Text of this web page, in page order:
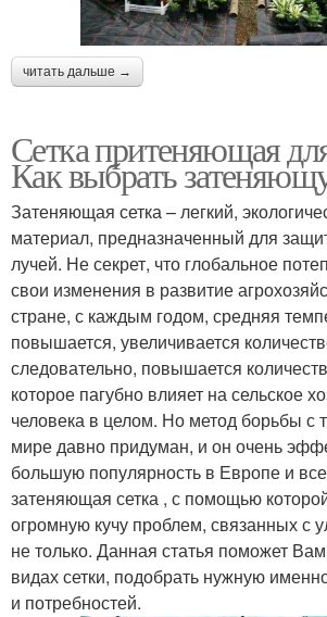
читать дальше →
Сетка притеняющая
Как выбрать
Затеняющая сетка – легкий,
материал, предназначенный для
лучей. Не секрет, что глобальное
свои изменения в развитие
стране, с каждым годом, средняя
повышается, увеличивается
следовательно, повышается
которое пагубно влияет на сельское
человека в целом. Но метод борьбы с
мире давно придуман, и он очень
большую популярность в Европе и
затеняющая сетка , с помощью
огромную кучу проблем, связанных с
не только. Данная статья поможет
видах сетки, подобрать нужную
и потребностей.